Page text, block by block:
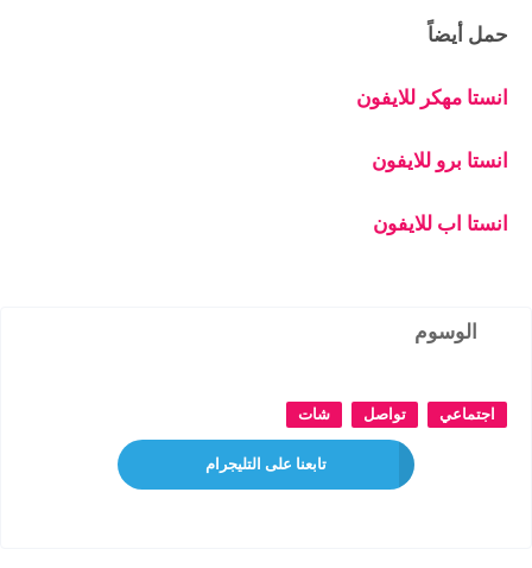
حمل أيضاً
انستا مهكر للايفون
انستا برو للايفون
انستا اب للايفون
الوسوم
اجتماعي تواصل شات
تابعنا على التليجرام